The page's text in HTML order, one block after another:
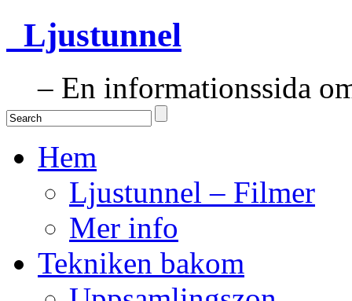
Ljustunnel
– En informationssida
Hem
Ljustunnel – Filmer
Mer info
Tekniken bakom